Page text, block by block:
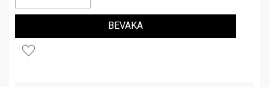
Lägg till i favoriter
BEVAKA